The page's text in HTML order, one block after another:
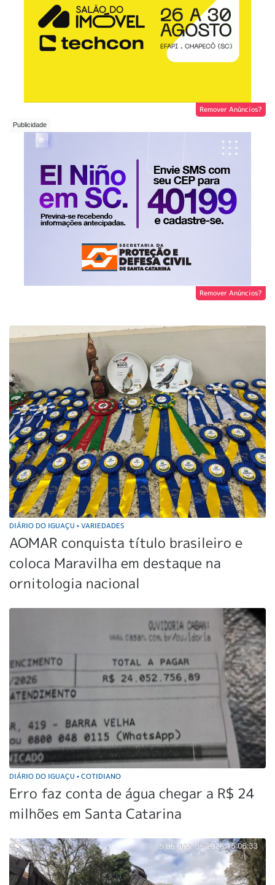
Remover Anúncios?
Remover Anúncios?
DIÁRIO DO IGUAÇU • VARIEDADES
AOMAR conquista título brasileiro e
coloca Maravilha em destaque na
ornitologia nacional
DIÁRIO DO IGUAÇU • COTIDIANO
Erro faz conta de água chegar a R$ 24
milhões em Santa Catarina